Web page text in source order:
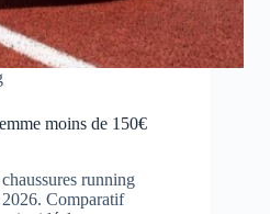
moins de 150€
running
Comparatif